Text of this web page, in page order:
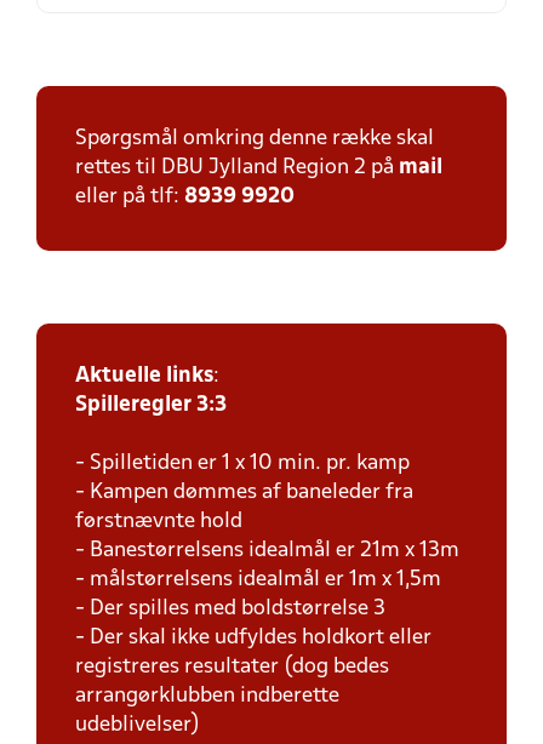
Spørgsmål omkring denne række skal
rettes til DBU Jylland Region 2 på mail
eller på tlf: 8939 9920
Aktuelle links:
Spilleregler 3:3
- Spilletiden er 1 x 10 min. pr. kamp
- Kampen dømmes af baneleder fra
førstnævnte hold
- Banestørrelsens idealmål er 21m x 13m
- målstørrelsens idealmål er 1m x 1,5m
- Der spilles med boldstørrelse 3
- Der skal ikke udfyldes holdkort eller
registreres resultater (dog bedes
arrangørklubben indberette
udeblivelser)